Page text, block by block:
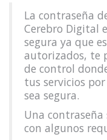
La contraseña
Cerebro Digital
segura ya que
autorizados, te
de control
tus servicios
sea segura.
Una
con algunos